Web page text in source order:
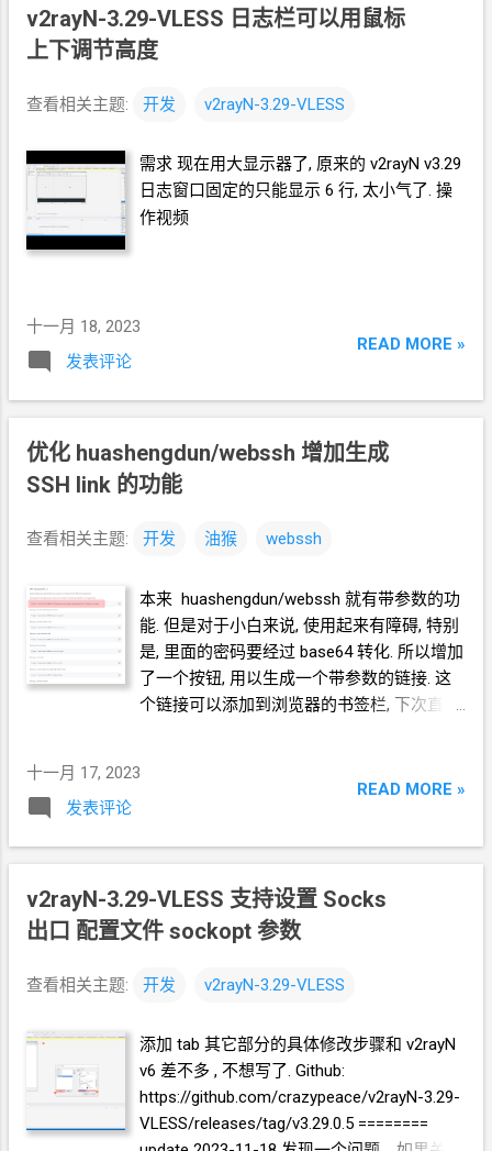
v2rayN-3.29-VLESS 日志栏可以用鼠标
上下调节高度
查看相关主题: 开发 v2rayN-3.29-VLESS
需求 现在用大显示器了, 原来的 v2rayN v3.29
日志窗口固定的只能显示 6 行, 太小气了. 操
作视频
十一月 18, 2023
发表评论
READ MORE »
优化 huashengdun/webssh 增加生成
SSH link 的功能
查看相关主题: 开发 油猴 webssh
本来 huashengdun/webssh 就有带参数的功
能. 但是对于小白来说, 使用起来有障碍, 特别
是, 里面的密码要经过 base64 转化. 所以增加
了一个按钮, 用以生成一个带参数的链接. 这
个链接可以添加到浏览器的书签栏, 下次直接
https://github.com/crazypeace/webssh/ 比
gdun-webssh-codesandbox.html Demo
https://flyio-webssh.fly.dev/
https://ssh.icdyct.nyc.mn/
http://ssh.icdyct.live/ 2. 使用油猴脚本
-webssh/raw/master/user.js/Build-SSH-
https://github.com/crazypeace/huashengdun
-webssh/blob/master/user.js/Build-SSH-
Link.user.js
十一月 17, 2023
发表评论
READ MORE »
v2rayN-3.29-VLESS 支持设置 Socks
出口 配置文件 sockopt 参数
查看相关主题: 开发 v2rayN-3.29-VLESS
添加 tab 其它部分的具体修改步骤和 v2rayN
v6 差不多 , 不想写了. Github:
https://github.com/crazypeace/v2rayN-3.29-
VLESS/releases/tag/v3.29.0.5 ========